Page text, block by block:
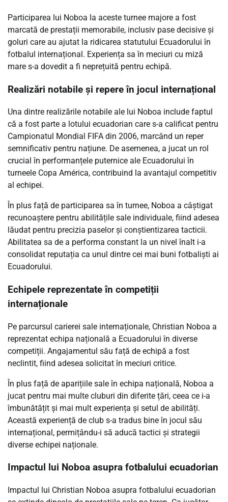
Participarea lui Noboa la aceste turnee majore a fost
marcată de prestații memorabile, inclusiv pase decisive și
goluri care au ajutat la ridicarea statutului Ecuadorului în
fotbalul internațional. Experiența sa în meciuri cu miză
mare s-a dovedit a fi neprețuită pentru echipă.
Realizări notabile și repere în jocul internațional
Una dintre realizările notabile ale lui Noboa include faptul
că a fost parte a lotului ecuadorian care s-a calificat pentru
Campionatul Mondial FIFA din 2006, marcând un reper
semnificativ pentru națiune. De asemenea, a jucat un rol
crucial în performanțele puternice ale Ecuadorului în
turneele Copa América, contribuind la avantajul competitiv
al echipei.
În plus față de participarea sa în turnee, Noboa a câștigat
recunoaștere pentru abilitățile sale individuale, fiind adesea
lăudat pentru precizia paselor și conștientizarea tacticii.
Abilitatea sa de a performa constant la un nivel înalt i-a
consolidat reputația ca unul dintre cei mai buni fotbaliști ai
Ecuadorului.
Echipele reprezentate în competiții
internaționale
Pe parcursul carierei sale internaționale, Christian Noboa a
reprezentat echipa națională a Ecuadorului în diverse
competiții. Angajamentul său față de echipă a fost
neclintit, fiind adesea solicitat în meciuri critice.
În plus față de aparițiile sale în echipa națională, Noboa a
jucat pentru mai multe cluburi din diferite țări, ceea ce i-a
îmbunătățit și mai mult experiența și setul de abilități.
Această experiență de club s-a tradus bine în jocul său
internațional, permițându-i să aducă tactici și strategii
diverse echipei naționale.
Impactul lui Noboa asupra fotbalului ecuadorian
Impactul lui Christian Noboa asupra fotbalului ecuadorian